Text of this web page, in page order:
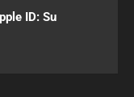
ID: Su